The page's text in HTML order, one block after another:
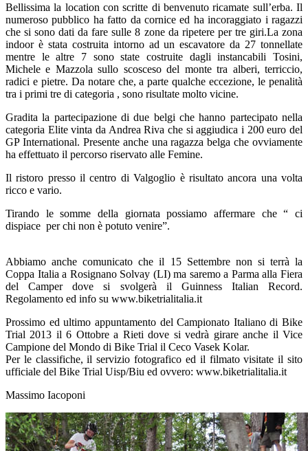
Bellissima la location con scritte di benvenuto ricamate sull’erba. Il
numeroso pubblico ha fatto da cornice ed ha incoraggiato i ragazzi
che si sono dati da fare sulle 8 zone da ripetere per tre giri.La zona
indoor è stata costruita intorno ad un escavatore da 27 tonnellate
mentre le altre 7 sono state costruite dagli instancabili Tosini,
Michele e Mazzola sullo scosceso del monte tra alberi, terriccio,
radici e pietre. Da notare che, a parte qualche eccezione, le penalità
tra i primi tre di categoria , sono risultate molto vicine.
Gradita la partecipazione di due belgi che hanno partecipato nella
categoria Elite vinta da Andrea Riva che si aggiudica i 200 euro del
GP International. Presente anche una ragazza belga che ovviamente
ha effettuato il percorso riservato alle Femine.
Il ristoro presso il centro di Valgoglio è risultato ancora una volta
ricco e vario.
Tirando le somme della giornata possiamo affermare che “ ci
dispiace per chi non è potuto venire”.
Abbiamo anche comunicato che il 15 Settembre non si terrà la
Coppa Italia a Rosignano Solvay (LI) ma saremo a Parma alla Fiera
del Camper dove si svolgerà il Guinness Italian Record.
Regolamento ed info su www.biketrialitalia.it
Prossimo ed ultimo appuntamento del Campionato Italiano di Bike
Trial 2013 il 6 Ottobre a Rieti dove si vedrà girare anche il Vice
Campione del Mondo di Bike Trial il Ceco Vasek Kolar.
Per le classifiche, il servizio fotografico ed il filmato visitate il sito
ufficiale del Bike Trial Uisp/Biu ed ovvero: www.biketrialitalia.it
Massimo Iacoponi